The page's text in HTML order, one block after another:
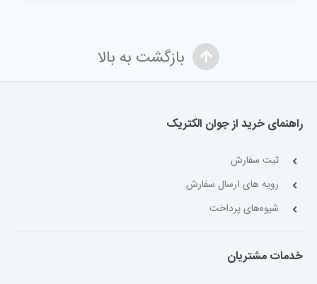
بازگشت به بالا
راهنمای خرید از جوان الکتریک
ثبت سفارش
رویه های ارسال سفارش
شیوه‌های پرداخت
خدمات مشتریان